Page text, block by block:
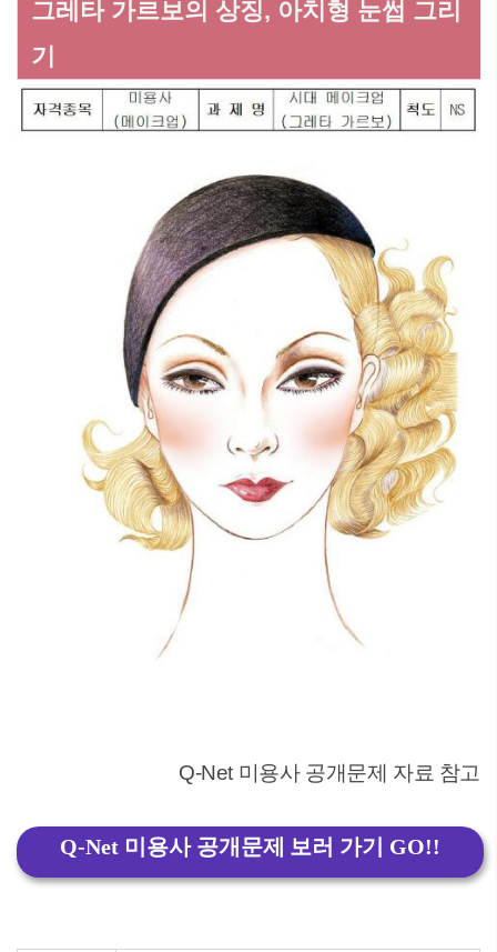
그레타 가르보의 상징, 아치형 눈썹 그리
기
Q-Net 미용사 공개문제 자료 참고
Q-Net 미용사 공개문제 보러 가기 GO!!